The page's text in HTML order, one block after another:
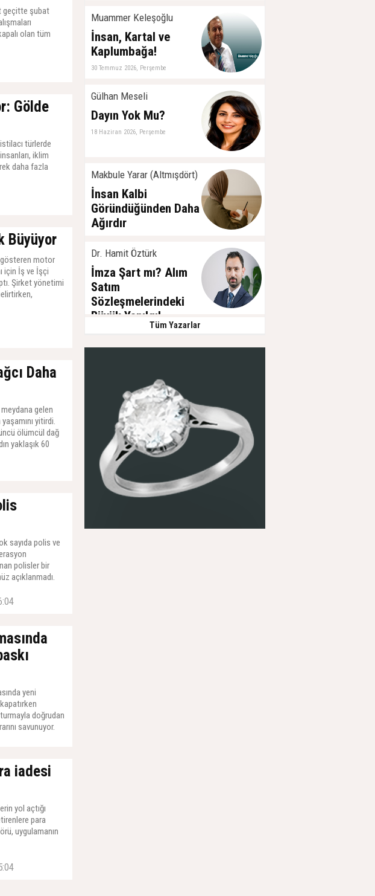
geçitte şubat
olan tüm
Gölde
türlerde
iklim
daha fazla
Büyüyor
motor
için İş ve İşçi
Şirket yönetimi
Daha
gelen
yitirdi.
ölümcül dağ
yaklaşık 60
sayıda polis ve
polisler bir
açıklanmadı.
yeni
doğrudan
savunuyor.
iadesi
yol açtığı
para
uygulamanın
Muammer Keleşoğlu
İnsan, Kartal ve
Kaplumbağa!
30 Temmuz 2026, Perşembe
Gülhan Meseli
Dayın Yok Mu?
18 Haziran 2026, Perşembe
Makbule Yarar (Altmışdört)
İnsan Kalbi
Göründüğünden Daha
Ağırdır
Dr. Hamit Öztürk
İmza Şart mı? Alım
Satım
Sözleşmelerindeki
Büyük Yanılgı!
Tüm Yazarlar